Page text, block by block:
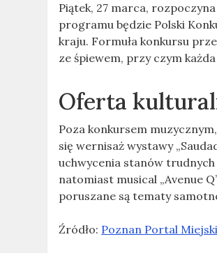
Piątek, 27 marca,
programu będzie Polski
kraju. Formuła konkursu
ze śpiewem, przy czym
Oferta
Poza konkursem
się wernisaż wystawy
uchwycenia stanów
natomiast musical „Avenue
poruszane są tematy
Źródło: Poznan Portal Miejski